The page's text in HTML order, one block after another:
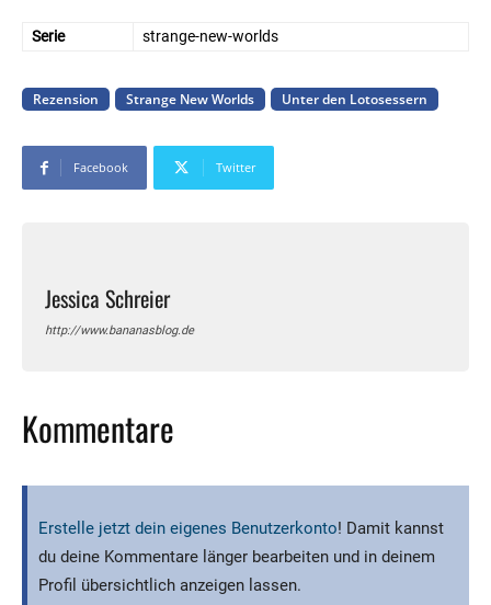
Serie strange-new-worlds
Rezension Strange New Worlds Unter den Lotosessern
Facebook Twitter
Jessica Schreier
http://www.bananasblog.de
Kommentare
Erstelle jetzt dein eigenes Benutzerkonto! Damit kannst
du deine Kommentare länger bearbeiten und in deinem
Profil übersichtlich anzeigen lassen.